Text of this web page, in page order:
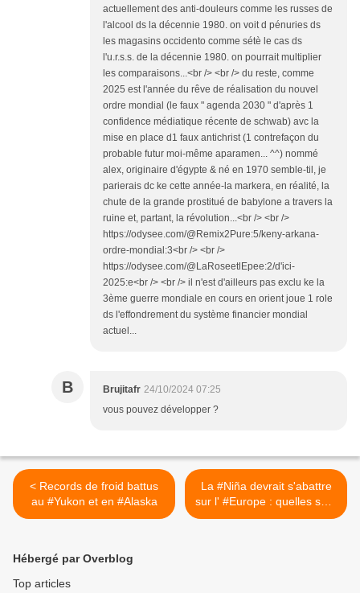
actuellement des anti-douleurs comme les russes de
l'alcool ds la décennie 1980. on voit d pénuries ds
les magasins occidento comme sétè le cas ds
l'u.r.s.s. de la décennie 1980. on pourrait multiplier
les comparaisons...<br /> <br /> du reste, comme
2025 est l'année du rêve de réalisation du nouvel
ordre mondial (le faux " agenda 2030 " d'après 1
confidence médiatique récente de schwab) avc la
mise en place d1 faux antichrist (1 contrefaçon du
probable futur moi-même aparamen... ^^) nommé
alex, originaire d'égypte & né en 1970 semble-til, je
parierais dc ke cette année-la markera, en réalité, la
chute de la grande prostitué de babylone a travers la
ruine et, partant, la révolution...<br /> <br />
https://odysee.com/@Remix2Pure:5/keny-arkana-
ordre-mondial:3<br /> <br />
https://odysee.com/@LaRoseetlEpee:2/d'ici-
2025:e<br /> <br /> il n'est d'ailleurs pas exclu ke la
3ème guerre mondiale en cours en orient joue 1 role
ds l'effondrement du système financier mondial
actuel...
B Brujitafr 24/10/2024 07:25
vous pouvez développer ?
< Records de froid battus
au #Yukon et en #Alaska
La #Niña devrait s'abattre
sur l' #Europe : quelles sont
les conséquences à prévoir
Hébergé par Overblog
Top articles